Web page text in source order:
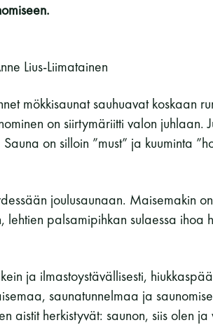
Lius-Liimatainen
mökkisaunat sauhuavat koskaan
on siirtymäriitti valon juhlaan.
on silloin ”must” ja kuuminta
joulusaunaan. Maisemakin
palsamipihkan sulaessa ihoa
ja ilmastoystävällisesti,
saunatunnelmaa ja
aistit herkistyvät: saunon, siis olen ja